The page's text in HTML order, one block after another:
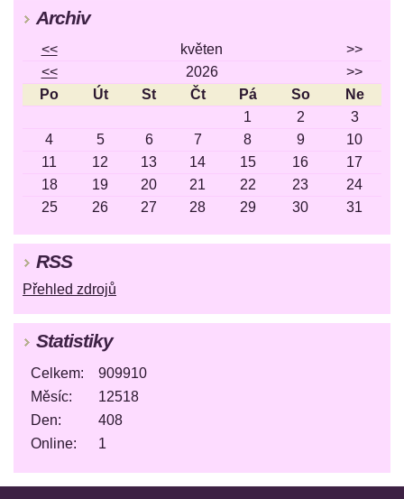
Archiv
<< květen
>>
<<
2026
>>
Po
Út St Čt Pá So
Ne
1
2
3
4
5 6 7 8 9
10
11
12 13 14 15 16
17
18
19 20 21 22 23
24
25
26 27 28 29 30 31
RSS
Přehled zdrojů
Statistiky
Online: 1
Celkem:
909910
Měsíc:
12518
Den:
408